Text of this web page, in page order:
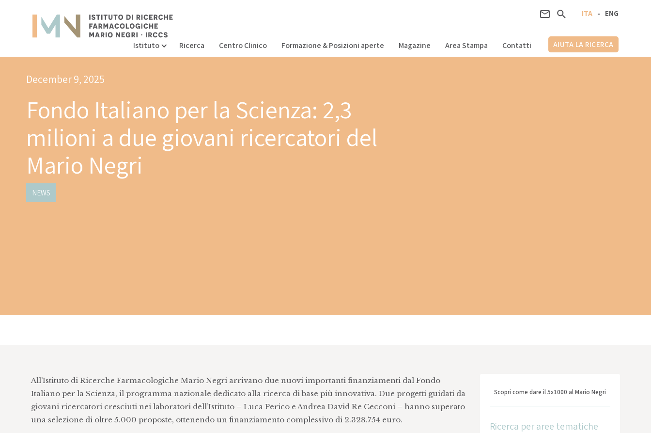
ENG
-
ITA
Istituto Ricerca Centro Clinico Formazione & Posizioni aperte Magazine Area Stampa Contatti AIUTA LA RICERCA
December 9, 2025
Fondo Italiano per la Scienza: 2,3
milioni a due giovani ricercatori del
Mario Negri
NEWS
All’Istituto di Ricerche Farmacologiche Mario Negri arrivano due nuovi importanti finanziamenti dal Fondo
Italiano per la Scienza, il programma nazionale dedicato alla ricerca di base più innovativa. Due progetti guidati da
giovani ricercatori cresciuti nei laboratori dell’Istituto – Luca Perico e Andrea David Re Cecconi – hanno superato
una selezione di oltre 5.000 proposte, ottenendo un finanziamento complessivo di 2.328.754 euro.
Scopri come dare il 5x1000 al Mario Negri
Ricerca per aree tematiche